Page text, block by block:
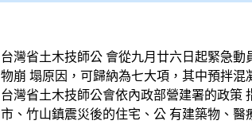
台灣省土木技師公 會從九月廿六日起緊急
物崩 塌原因，可歸納為七大項，其中預拌
台灣省土木技師公會依內政部營建署的政策
市、竹山鎮震災後的住宅、公 有建築物、